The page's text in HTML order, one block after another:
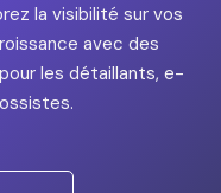
la visibilité sur vos
avec des
les détaillants, e-